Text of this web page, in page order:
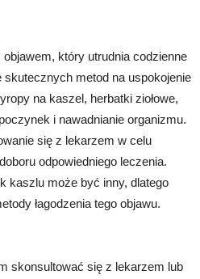
który utrudnia codzienne
skutecznych metod na uspokojenie
na kaszel, herbatki ziołowe,
i nawadnianie organizmu.
się z lekarzem w celu
odpowiedniego leczenia.
kaszlu może być inny, dlatego
łagodzenia tego objawu.
skonsultować się z lekarzem lub